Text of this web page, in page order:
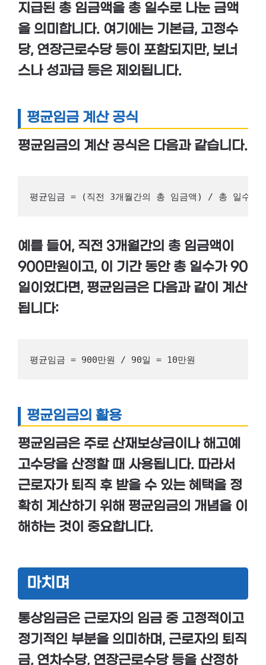
지급된 총 임금액을 총 일수로 나눈 금액
을 의미합니다. 여기에는 기본급, 고정수
당, 연장근로수당 등이 포함되지만, 보너
스나 성과급 등은 제외됩니다.
평균임금 계산 공식
평균임금의 계산 공식은 다음과 같습니다.
평균임금 = (직전 3개월간의 총 임금액) / 총 일수
예를 들어, 직전 3개월간의 총 임금액이
900만원이고, 이 기간 동안 총 일수가 90
일이었다면, 평균임금은 다음과 같이 계산
됩니다:
평균임금 = 900만원 / 90일 = 10만원
평균임금의 활용
평균임금은 주로 산재보상금이나해고예
고수당을 산정할 때 사용됩니다. 따라서
근로자가 퇴직 후 받을 수 있는 혜택을 정
확히 계산하기 위해 평균임금의 개념을 이
해하는 것이 중요합니다.
마치며
통상임금은 근로자의 임금 중 고정적 이고
정기적인 부분을 의미하며, 근로자의 퇴직
금, 연차수당, 연장근로수당 등을 산정하